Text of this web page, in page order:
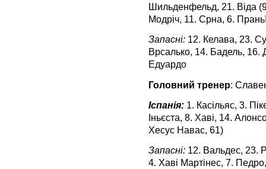
Шильденфельд, 21. Віда
Модріч, 11. Срна, 6.
Запасні: 12. Келава, 23.
Врсалько, 14. Бадель, 16.
Едуардо
Головний тренер:
Іспанія: 1. Касільяс, 3.
Іньєста, 8. Хаві, 14.
Хесус Навас, 61)
Запасні: 12. Вальдес, 23.
4. Хаві Мартінес, 7.